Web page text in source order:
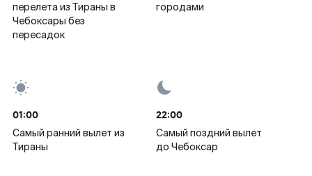
перелета из Тираны в
Чебоксары без
пересадок
городами
01:00
Самый ранний вылет из
Тираны
22:00
Самый поздний вылет
до Чебоксар